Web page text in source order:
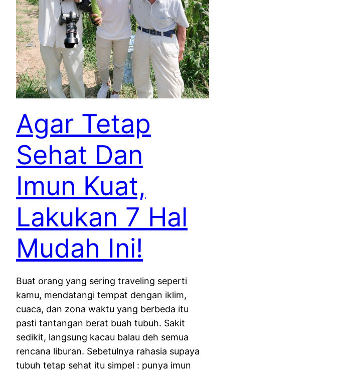
Agar Tetap
Sehat Dan
Imun Kuat,
Lakukan 7 Hal
Mudah Ini!
Buat orang yang sering traveling seperti
kamu, mendatangi tempat dengan iklim,
cuaca, dan zona waktu yang berbeda itu
pasti tantangan berat buah tubuh. Sakit
sedikit, langsung kacau balau deh semua
rencana liburan. Sebetulnya rahasia supaya
tubuh tetap sehat itu simpel : punya imun